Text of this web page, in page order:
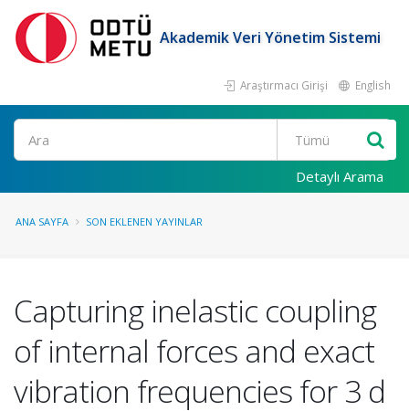
Akademik Veri Yönetim Sistemi
Araştırmacı Girişi English
Ara
Detaylı Arama
ANA SAYFA SON EKLENEN YAYINLAR
Capturing inelastic coupling
of internal forces and exact
vibration frequencies for 3 d